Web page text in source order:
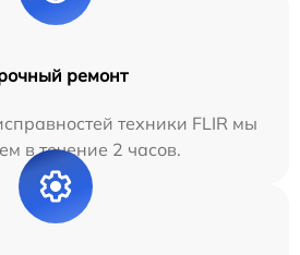
ремонт
техники FLIR мы
в течение 2 часов.